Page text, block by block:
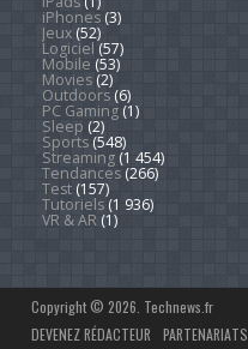
iPhones(3)
Jeux(52)
Logiciel (57)
Mobile (53)
Movies(2)
Outdoors(6)
PC Gaming(1)
Sleep (2)
Sports(548)
Streaming(1 454)
Tendances(266)
Test(157)
Tutoriels(1 936)
VR & AR(1)
Copyright © 2026. Technews.fr
DEVENEZ RÉDACTEUR
PARTENARIATS